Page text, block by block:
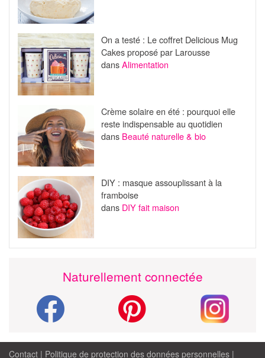
On a testé : Le coffret Delicious Mug
Cakes proposé par Larousse
dansAlimentation
Crème solaire en été : pourquoi elle
reste indispensable au quotidien
dans Beauté naturelle & bio
DIY : masque assouplissant à la
framboise
dans DIY fait maison
Naturellement connectée
Contact | Politique de protection des données personnelles |